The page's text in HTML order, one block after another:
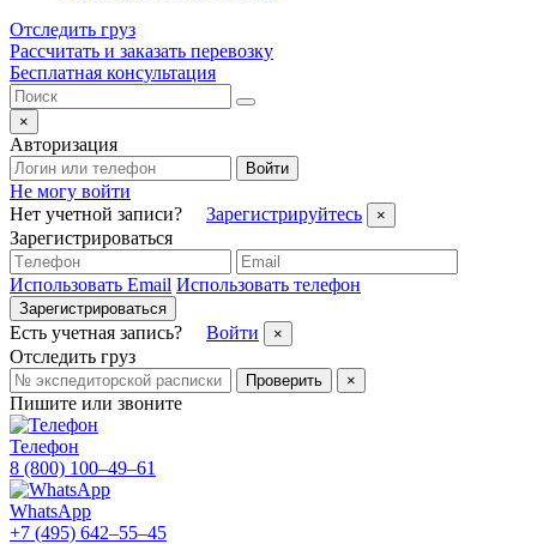
Отследить груз
Рассчитать и заказать перевозку
Бесплатная консультация
×
Авторизация
Войти
Не могу войти
Нет учетной записи?
Зарегистрируйтесь ×
Зарегистрироваться
Использовать Email Использовать телефон
Зарегистрироваться
Есть учетная запись? Войти ×
Отследить груз
Проверить ×
Пишите или звоните
Телефон
8 (800) 100–49–61
WhatsApp
+7 (495) 642–55–45